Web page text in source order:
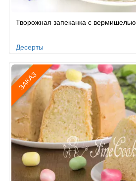
по
Творожная запеканка с вермишелью
Десерты
ЗАКАЗ